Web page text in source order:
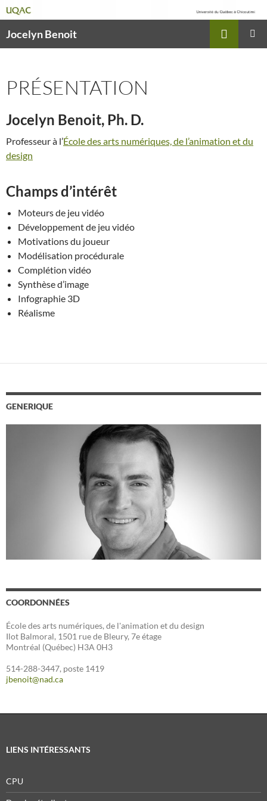
Jocelyn Benoit
PRÉSENTATION
Jocelyn Benoit, Ph. D.
Professeur à l’École des arts numériques, de l’animation et du
design
Champs d’intérêt
Moteurs de jeu vidéo
Développement de jeu vidéo
Motivations du joueur
Modélisation procédurale
Complétion vidéo
Synthèse d’image
Infographie 3D
Réalisme
GENERIQUE
COORDONNÉES
École des arts numériques, de l'animation et du design
Ilot Balmoral, 1501 rue de Bleury, 7e étage
Montréal (Québec) H3A 0H3
514-288-3447, poste 1419
jbenoit@nad.ca
LIENS INTÉRESSANTS
CPU